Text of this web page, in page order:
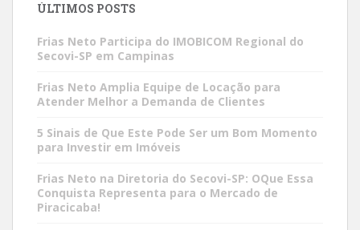
ÚLTIMOS POSTS
Frias Neto Participa do IMOBICOM Regional do
Secovi-SP em Campinas
Frias Neto Amplia Equipe de Locação para
Atender Melhor a Demanda de Clientes
5 Sinais de Que Este Pode Ser um Bom Momento
para Investir em Imóveis
Frias Neto na Diretoria do Secovi-SP: OQue Essa
Conquista Representa para o Mercado de
Piracicaba!